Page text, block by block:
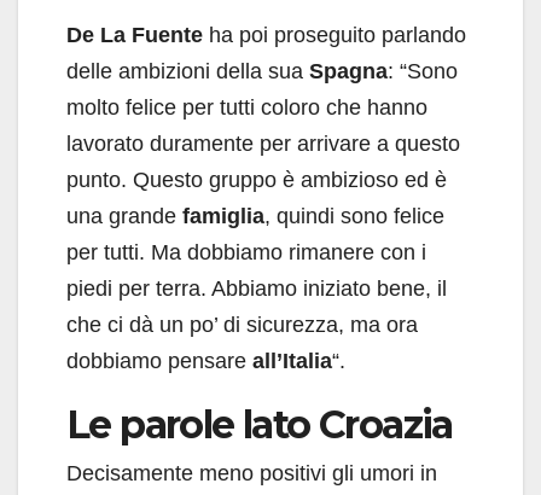
De La Fuente ha poi proseguito parlando
delle ambizioni della sua Spagna: “Sono
molto felice per tutti coloro che hanno
lavorato duramente per arrivare a questo
punto. Questo gruppo è ambizioso ed è
una grande famiglia, quindi sono felice
per tutti. Ma dobbiamo rimanere con i
piedi per terra. Abbiamo iniziato bene, il
che ci dà un po’ di sicurezza, ma ora
dobbiamo pensare all’Italia“.
Le parole lato Croazia
Decisamente meno positivi gli umori in